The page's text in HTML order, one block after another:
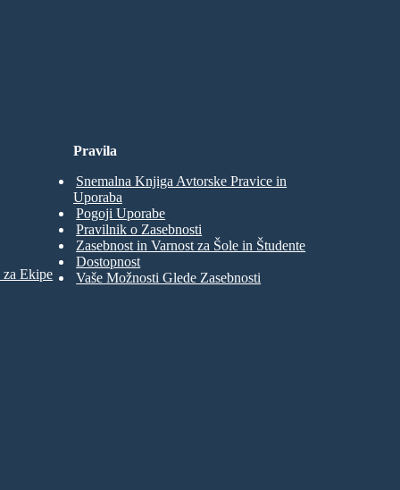
Prijave!
za Ekipe
Pravila
Snemalna Knjiga Avtorske Pravice in
Uporaba
Pogoji Uporabe
Pravilnik o Zasebnosti
Zasebnost in Varnost za Šole in Študente
Dostopnost
Vaše Možnosti Glede Zasebnosti